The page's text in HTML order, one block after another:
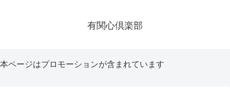
有関心倶楽部
本ページはプロモーションが含まれています